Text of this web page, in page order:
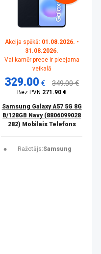
Akcija spēkā: 01.08.2026. -
31.08.2026.
Vai kamēr prece ir pieejama
veikalā
329.00 € 349.00 €
Bez PVN 271.90 €
Samsung Galaxy A57 5G 8G
B/128GB Navy (8806099028
282) Mobilais Telefons
Ražotājs:Samsung